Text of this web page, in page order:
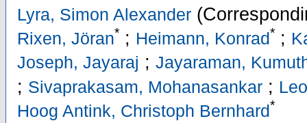
Lyra, Simon Alexander
Rixen, Jöran* ; Heimann, Konrad* ;
Joseph, Jayaraj ; Jayaraman,
; Sivaprakasam, Mohanasankar ;
Hoog Antink, Christoph Bernhard*